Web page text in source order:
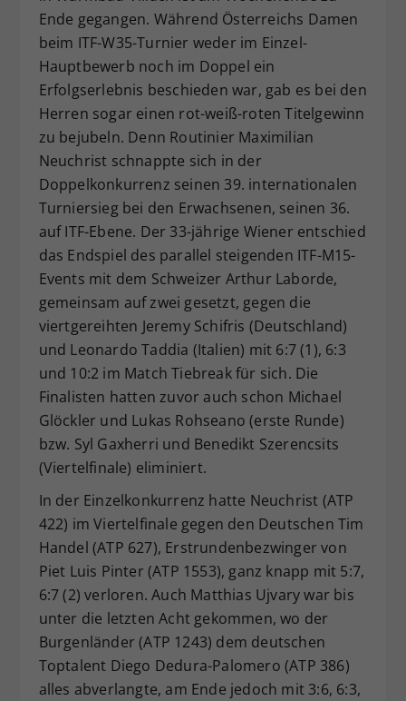
Ende gegangen. Während Österreichs Damen
beim ITF-W35-Turnier weder im Einzel-
Hauptbewerb noch im Doppel ein
Erfolgserlebnis beschieden war, gab es bei den
Herren sogar einen rot-weiß-roten Titelgewinn
zu bejubeln. Denn Routinier Maximilian
Neuchrist schnappte sich in der
Doppelkonkurrenz seinen 39. internationalen
Turniersieg bei den Erwachsenen, seinen 36.
auf ITF-Ebene. Der 33-jährige Wiener entschied
das Endspiel des parallel steigenden ITF-M15-
Events mit dem Schweizer Arthur Laborde,
gemeinsam auf zwei gesetzt, gegen die
viertgereihten Jeremy Schifris (Deutschland)
und Leonardo Taddia (Italien) mit 6:7 (1), 6:3
und 10:2 im Match Tiebreak für sich. Die
Finalisten hatten zuvor auch schon Michael
Glöckler und Lukas Rohseano (erste Runde)
bzw. Syl Gaxherri und Benedikt Szerencsits
(Viertelfinale) eliminiert.
In der Einzelkonkurrenz hatte Neuchrist (ATP
422) im Viertelfinale gegen den Deutschen Tim
Handel (ATP 627), Erstrundenbezwinger von
Piet Luis Pinter (ATP 1553), ganz knapp mit 5:7,
6:7 (2) verloren. Auch Matthias Ujvary war bis
unter die letzten Acht gekommen, wo der
Burgenländer (ATP 1243) dem deutschen
Toptalent Diego Dedura-Palomero (ATP 386)
alles abverlangte, am Ende jedoch mit 3:6, 6:3,
Zweck
Dieser Wert speichert Ihre Consent-
Einstellungen. Unter anderem eine
zufällig generierte ID, für die
historische Speicherung Ihrer
vorgenommen Einstellungen, falls der
Webseiten-Betreiber dies eingestellt
hat.